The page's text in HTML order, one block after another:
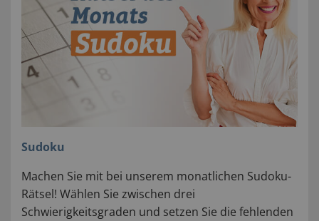
Sudoku
Machen Sie mit bei unserem monatlichen Sudoku-
Rätsel! Wählen Sie zwischen drei
Schwierigkeitsgraden und setzen Sie die fehlenden